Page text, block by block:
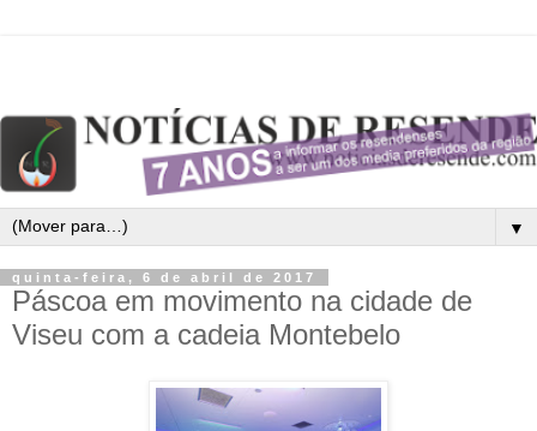
▼
quinta-feira, 6 de abril de 2017
Páscoa em movimento na cidade de
Viseu com a cadeia Montebelo